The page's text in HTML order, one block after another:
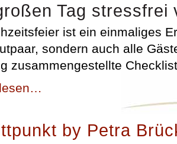
Tag stressfrei
ist ein einmaliges
sondern auch alle
zusammengestellte
by Petra